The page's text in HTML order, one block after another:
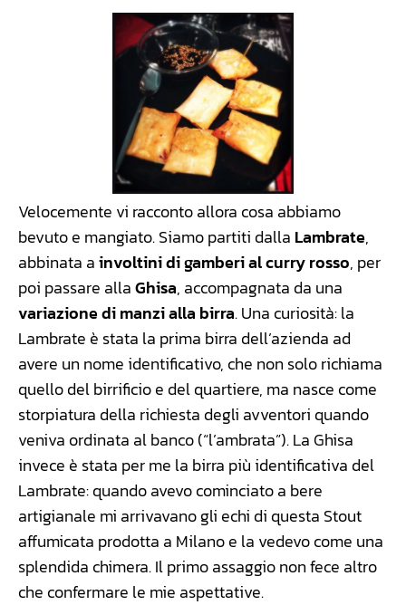
Velocemente vi racconto allora cosa abbiamo
bevuto e mangiato. Siamo partiti dalla Lambrate,
abbinata ainvoltini di gamberi al curry rosso, per
poi passare allaGhisa, accompagnata da una
variazione di manzi alla birra. Una curiosità: la
Lambrate è stata la prima birra dell’azienda ad
avere un nome identificativo, che non solo richiama
quello del birrificio e del quartiere, ma nasce come
storpiatura della richiesta degli avventori quando
veniva ordinata al banco (“l’ambrata”). La Ghisa
invece è stata per me la birra più identificativa del
Lambrate: quando avevo cominciato a bere
artigianale mi arrivavano gli echi di questa Stout
affumicata prodotta a Milano e la vedevo come una
splendida chimera. Il primo assaggio non fece altro
che confermare le mie aspettative.